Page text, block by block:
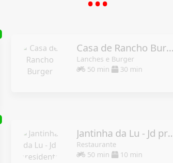
Casa de Rancho Burger
Lanches e Burger
50 min
30 min
Jantinha da
Restaurante
50 min
10 min